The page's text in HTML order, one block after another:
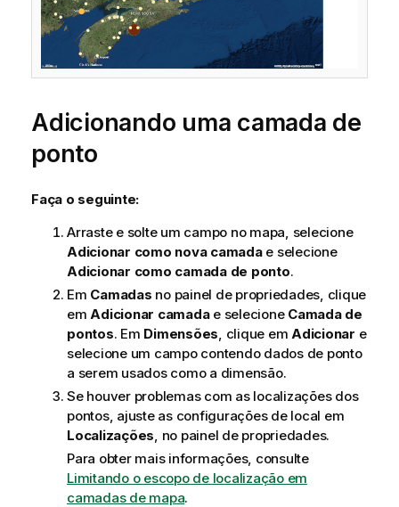
Adicionando uma camada de
ponto
Faça o seguinte:
Arraste e solte um campo no mapa, selecione
Adicionar como nova camadae selecione
Adicionar como camada de ponto.
Em Camadas no painel de propriedades, clique
em Adicionar camadae selecione Camada de
pontos. Em Dimensões , clique em Adicionar e
selecione um campo contendo dados de ponto
a serem usados como a dimensão.
Se houver problemas com as localizações dos
pontos, ajuste as configurações de local em
Localizações , no painel de propriedades.
Para obter mais informações, consulte
Limitando o escopo de localização em
camadas de mapa.